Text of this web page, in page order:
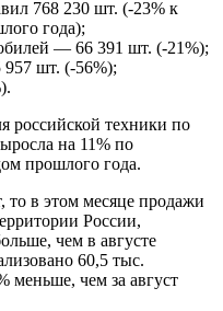
768 230 шт. (-23% к
года);
— 66 391 шт. (-21%);
шт. (-56%);
российской техники по
на 11% по
прошлого года.
то в этом месяце продажи
России,
чем в августе
60,5 тыс.
чем за август